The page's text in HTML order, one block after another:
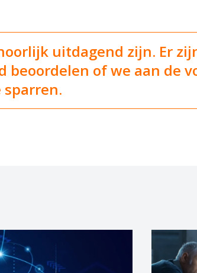
uitdagend zijn. Er
beoordelen of we aan de